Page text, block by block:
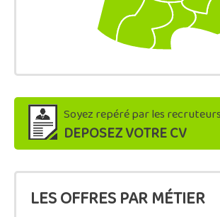
Soyez repéré par les
DEPOSEZ VOTRE CV
LES OFFRES PAR MÉTIER